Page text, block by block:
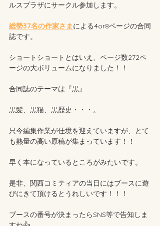
ルスプラザにサークル参加します。
総勢37名の作家さまによる4or8ページの合同
誌です。
ショートショートとはいえ、ページ数272ペ
ージの大ボリュームになりました！！
合同誌のテーマは『黒』
黒髪、黒猫、黒歴史・・・。
只今編集作業が佳境を迎えていますが、とて
も熱量の高い原稿が集まっています！！
早く本になっているところがみたいです。
是非、関西コミティアの当日にはブースに遊
びにきて頂けるとうれしいです！！！
ブースの番号が決まったらSNS等で告知しま